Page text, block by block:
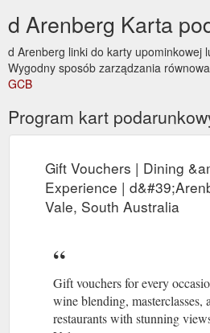
d Arenberg Karta
d Arenberg linki do karty upominkowej
Wygodny sposób zarządzania
GCB
Program kart
Gift Vouchers | Dining
Experience |
Vale, South Australia
Gift vouchers for every
wine blending, masterclasses,
restaurants with stunning